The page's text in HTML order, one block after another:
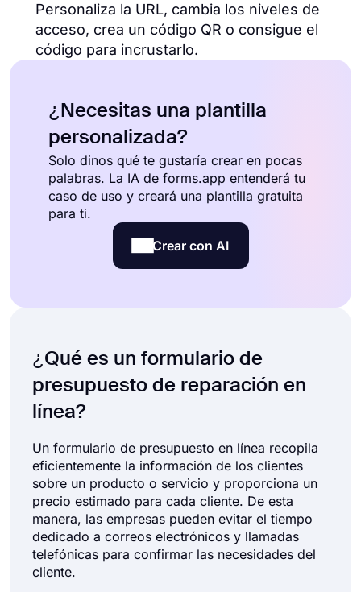
Personaliza la URL, cambia los niveles de
acceso, crea un código QR o consigue el
código para incrustarlo.
¿Necesitas una plantilla
personalizada?
Solo dinos qué te gustaría crear en pocas
palabras. La IA de forms.app entenderá tu
caso de uso y creará una plantilla gratuita
para ti.
Crear con AI
¿Qué es un formulario de
presupuesto de reparación en
línea?
Un formulario de presupuesto en línea recopila
eficientemente la información de los clientes
sobre un producto o servicio y proporciona un
precio estimado para cada cliente. De esta
manera, las empresas pueden evitar el tiempo
dedicado a correos electrónicos y llamadas
telefónicas para confirmar las necesidades del
cliente.